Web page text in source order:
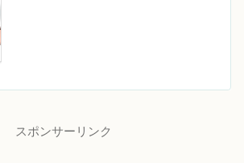
スポンサーリンク